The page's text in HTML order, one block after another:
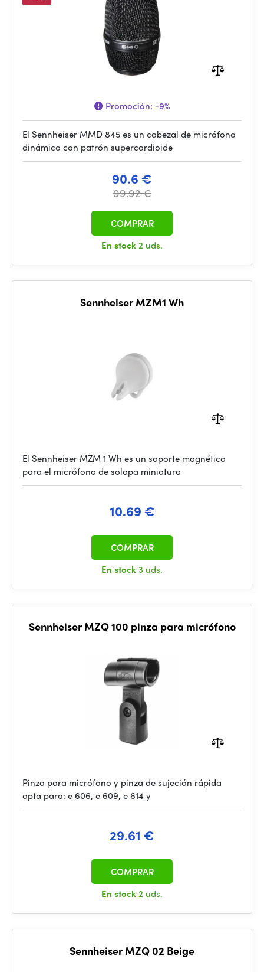
Promoción: -9%
El Sennheiser MMD 845 es un cabezal de micrófono
dinámico con patrón supercardioide
90.6 €
99.92 €
En stock2 uds.
COMPRAR
Sennheiser MZM1 Wh
El Sennheiser MZM 1 Wh es un soporte magnético
para el micrófono de solapa miniatura
10.69 €
En stock3 uds.
COMPRAR
Sennheiser MZQ 100 pinza para micrófono
Pinza para micrófono y pinza de sujeción rápida
apta para: e 606, e 609, e 614 y
29.61 €
En stock2 uds.
COMPRAR
Sennheiser MZQ 02 Beige